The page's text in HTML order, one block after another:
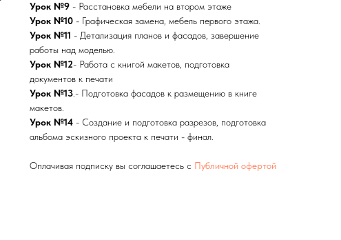
Урок №9 - Расстановка мебели на втором этаже
Урок №10 - Графическая замена, мебель первого этажа.
Урок №11 - Детализация планов и фасадов, завершение
работы над моделью.
Урок №12- Работа с книгой макетов, подготовка
документов к печати
Урок №13.- Подготовка фасадов к размещению в книге
макетов.
Урок №14 - Создание и подготовка разрезов, подготовка
альбома эскизного проекта к печати - финал.
Оплачивая подписку вы соглашаетесь с Публичной офертой